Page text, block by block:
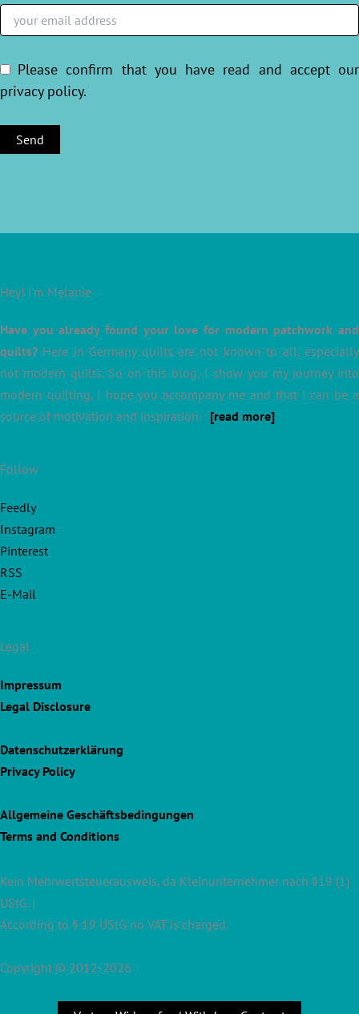
Please confirm that you have read and accept our
privacy policy.
Hey! I’m Melanie
Have you already found your love for modern patchwork and
quilts? Here in Germany quilts are not known to all, especially
not modern quilts. So on this blog, I show you my journey into
modern quilting. I hope you accompany me and that I can be a
source of motivation and inspiration. [read more]
Follow
Feedly
Instagram
Pinterest
RSS
E-Mail
Legal
Impressum
Legal Disclosure
Datenschutzerklärung
Privacy Policy
Allgemeine Geschäftsbedingungen
Terms and Conditions
Kein Mehrwertsteuerausweis, da Kleinunternehmer nach §19 (1)
UStG. |
According to § 19 UStG no VAT is charged.
Copyright © 2012-2026